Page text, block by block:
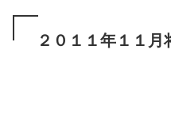
２０１１年１１